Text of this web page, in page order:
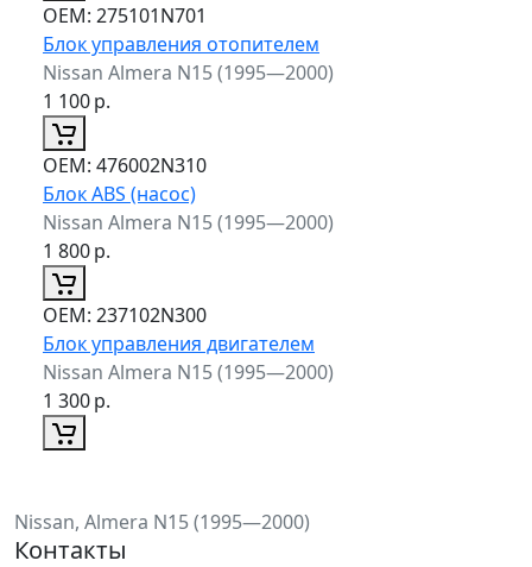
ОЕМ: 275101N701
Блок управления отопителем
Nissan Almera N15 (1995—2000)
1 100р.
ОЕМ: 476002N310
Блок ABS (насос)
Nissan Almera N15 (1995—2000)
1 800р.
ОЕМ: 237102N300
Блок управления двигателем
Nissan Almera N15 (1995—2000)
1 300р.
Nissan, Almera N15 (1995—2000)
Контакты